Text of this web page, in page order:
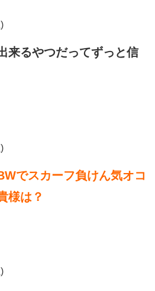
来るやつだってずっと信
でスカーフ負けん気オコ
様は？